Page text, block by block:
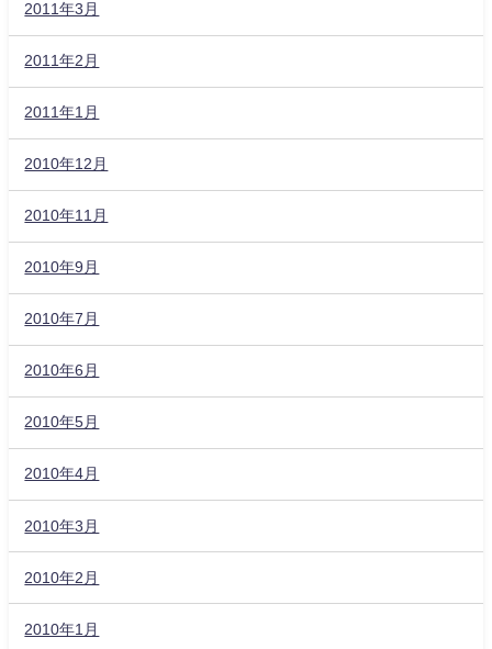
2011年3月
2011年2月
2011年1月
2010年12月
2010年11月
2010年9月
2010年7月
2010年6月
2010年5月
2010年4月
2010年3月
2010年2月
2010年1月